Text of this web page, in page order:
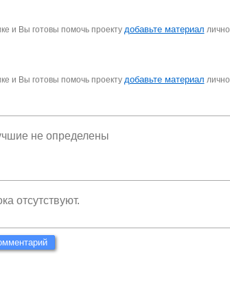
и Вы готовы помочь проекту добавьте материал лично
и Вы готовы помочь проекту добавьте материал лично
не определены
отсутствуют.